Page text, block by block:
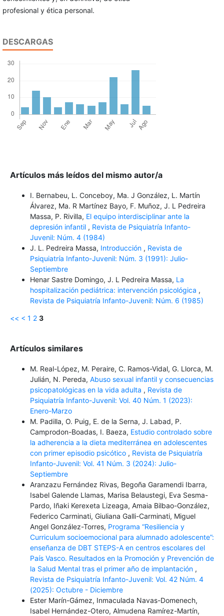
profesional y ética personal.
DESCARGAS
Artículos más leídos del mismo autor/a
I. Bernabeu, L. Conceboy, Ma. J González, L. Martín
Álvarez, Ma. R Martínez Bayo, F. Muñoz, J. L Pedreira
Massa, P. Rivilla, El equipo interdisciplinar ante la
depresión infantil , Revista de Psiquiatría Infanto-
Juvenil: Núm. 4 (1984)
J. L. Pedreira Massa, Introducción , Revista de
Psiquiatría Infanto-Juvenil: Núm. 3 (1991): Julio-
Septiembre
Henar Sastre Domingo, J. L Pedreira Massa, La
hospitalización pediátrica: intervención psicológica ,
Revista de Psiquiatría Infanto-Juvenil: Núm. 6 (1985)
<< < 1 2 3
Artículos similares
M. Real-López, M. Peraire, C. Ramos-Vidal, G. Llorca, M.
Julián, N. Pereda, Abuso sexual infantil y consecuencias
psicopatológicas en la vida adulta , Revista de
Psiquiatría Infanto-Juvenil: Vol. 40 Núm. 1 (2023):
Enero-Marzo
M. Padilla, O. Puig, E. de la Serna, J. Labad, P.
Camprodon-Boadas, I. Baeza, Estudio controlado sobre
la adherencia a la dieta mediterránea en adolescentes
con primer episodio psicótico , Revista de Psiquiatría
Infanto-Juvenil: Vol. 41 Núm. 3 (2024): Julio-
Septiembre
Aranzazu Fernández Rivas, Begoña Garamendi Ibarra,
Isabel Galende Llamas, Marisa Belaustegi, Eva Sesma-
Pardo, Iñaki Kerexeta Lizeaga, Amaia Bilbao-González,
Federico Carminati, Giuliana Galli-Carminati, Miguel
Angel González-Torres, Programa “Resiliencia y
Curriculum socioemocional para alumnado adolescente”:
enseñanza de DBT STEPS-A en centros escolares del
País Vasco. Resultados en la Promoción y Prevención de
la Salud Mental tras el primer año de implantación ,
Revista de Psiquiatría Infanto-Juvenil: Vol. 42 Núm. 4
(2025): Octubre - Diciembre
Ester Marín-Gámez, Inmaculada Navas-Domenech,
Isabel Hernández-Otero, Almudena Ramírez-Martín,